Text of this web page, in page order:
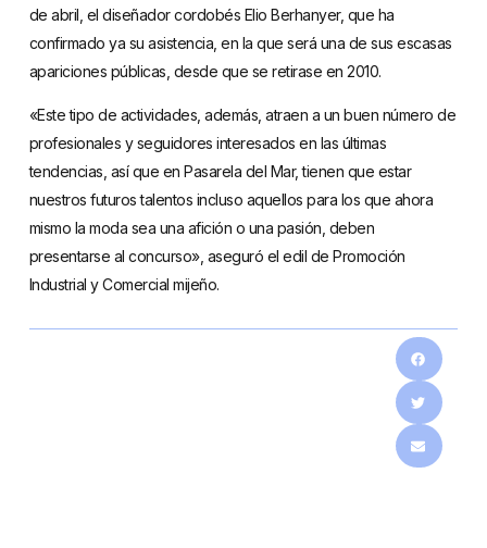
de abril, el diseñador cordobés Elio Berhanyer, que ha
confirmado ya su asistencia, en la que será una de sus escasas
apariciones públicas, desde que se retirase en 2010.
«Este tipo de actividades, además, atraen a un buen número de
profesionales y seguidores interesados en las últimas
tendencias, así que en Pasarela del Mar, tienen que estar
nuestros futuros talentos incluso aquellos para los que ahora
mismo la moda sea una afición o una pasión, deben
presentarse al concurso», aseguró el edil de Promoción
Industrial y Comercial mijeño.